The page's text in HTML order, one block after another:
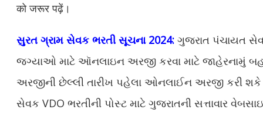
को जरूर पढ़ें।
સુરત ગ્રામ સેવક ભરતી સૂચના 2024: ગુજરાત પંચાયત
જગ્યાઓ માટે ઑનલાઇન અરજી કરવા માટે જાહેરનામું
અરજીની છેલ્લી તારીખ પહેલા ઓનલાઈન અરજી કરી શકે
સેવક VDO ભરતીની પોસ્ટ માટે ગુજરાતની સત્તાવાર